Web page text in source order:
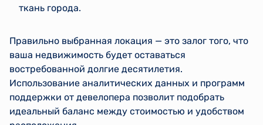
ткань города.
Правильно выбранная локация — это залог того, что
ваша недвижимость будет оставаться
востребованной долгие десятилетия.
Использование аналитических данных и программ
поддержки от девелопера позволит подобрать
идеальный баланс между стоимостью и удобством